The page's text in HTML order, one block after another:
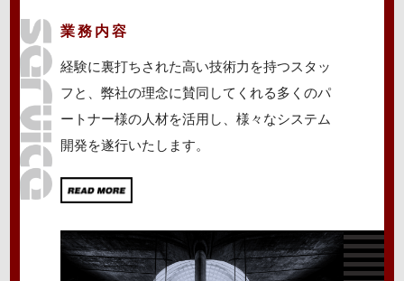
業務内容
経験に裏打ちされた高い技術力を持つスタッ
フと、弊社の理念に賛同してくれる多くのパ
ートナー様の人材を活用し、様々なシステム
開発を遂行いたします。